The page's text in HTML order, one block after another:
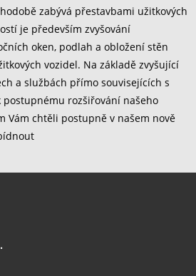
zabývá přestavbami užitkových
je především zvyšování
oken, podlah a obložení stěn
vozidel. Na základě zvyšující
a službách přímo souvisejících s
rozšiřování našeho
Vám chtěli postupně v našem nově